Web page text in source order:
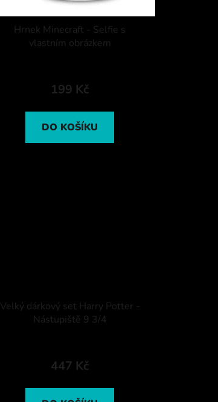
Hrnek Minecraft - Selfie s
vlastním obrázkem
199 Kč
DO KOŠÍKU
Velký dárkový set Harry Potter -
Nástupiště 9 3/4
447 Kč